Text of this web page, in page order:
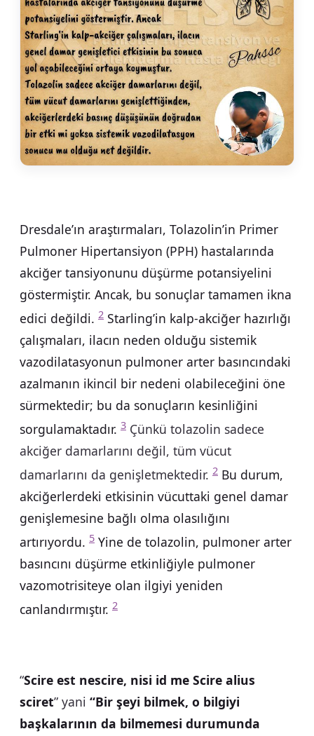
Dresdale’ın araştırmaları, Tolazolin’in Primer
Pulmoner Hipertansiyon (PPH) hastalarında
akciğer tansiyonunu düşürme potansiyelini
göstermiştir. Ancak, bu sonuçlar tamamen ikna
edici değildi. 2 Starling’in kalp-akciğer hazırlığı
çalışmaları, ilacın neden olduğu sistemik
vazodilatasyonun pulmoner arter basıncındaki
azalmanın ikincil bir nedeni olabileceğini öne
sürmektedir; bu da sonuçların kesinliğini
sorgulamaktadır. 3 Çünkü tolazolin sadece
akciğer damarlarını değil, tüm vücut
damarlarını da genişletmektedir. 2 Bu durum,
akciğerlerdeki etkisinin vücuttaki genel damar
genişlemesine bağlı olma olasılığını
artırıyordu. 5 Yine de tolazolin, pulmoner arter
basıncını düşürme etkinliğiyle pulmoner
vazomotrisiteye olan ilgiyi yeniden
canlandırmıştır. 2
“Scire est nescire, nisi id me Scire alius
sciret” yani “Bir şeyi bilmek, o bilgiyi
başkalarının da bilmemesi durumunda